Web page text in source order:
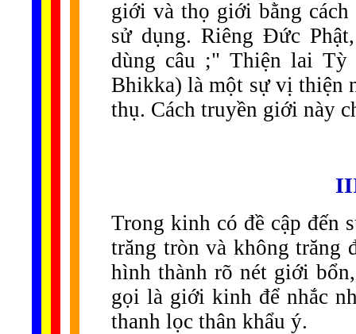
giới và thọ giới bằng
sử dụng. Riêng Đức
dùng câu ;" Thiện lai
Bhikka) là một sự vị thiện
thụ. Cách truyền giới này
Trong kinh có đề cập đến
trăng tròn và không trăng
hình thành rõ nét giới
gọi là giới kinh để nhắc
thanh lọc thân khẩu ý.